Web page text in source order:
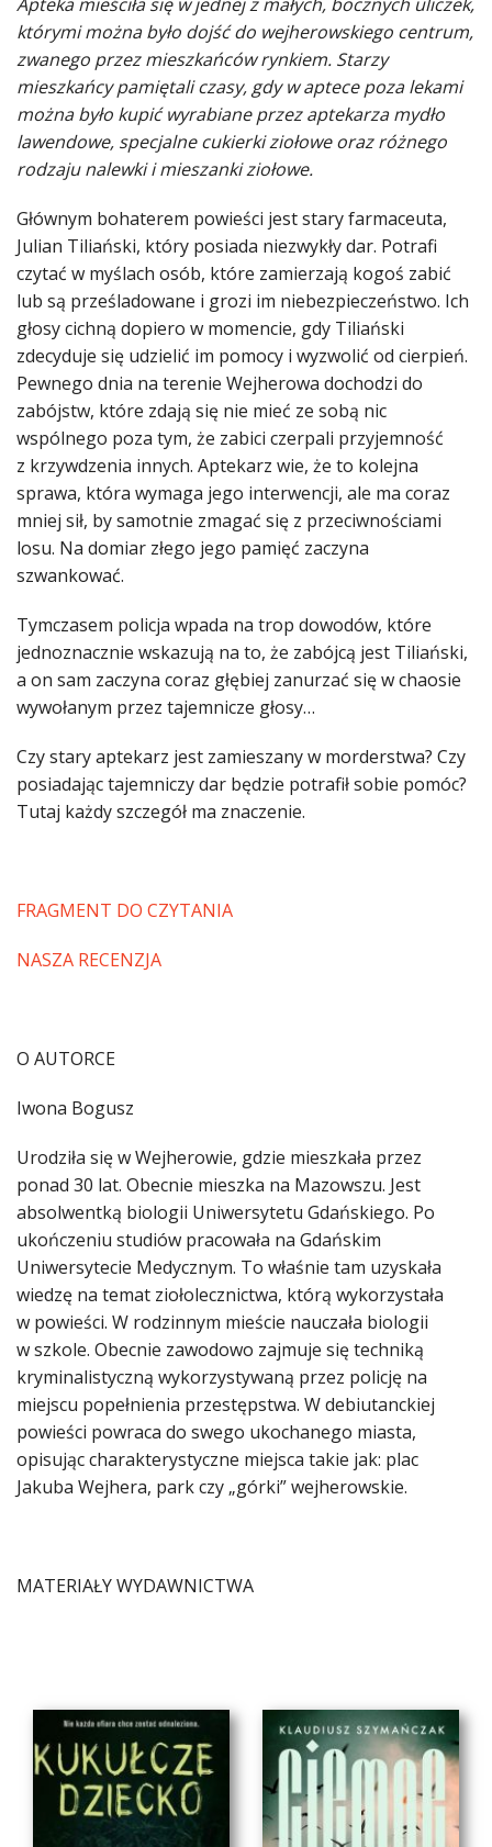
Apteka mieściła się w jednej z małych, bocznych uliczek,
którymi można było dojść do wejherowskiego centrum,
zwanego przez mieszkańców rynkiem. Starzy
mieszkańcy pamiętali czasy, gdy w aptece poza lekami
można było kupić wyrabiane przez aptekarza mydło
lawendowe, specjalne cukierki ziołowe oraz różnego
rodzaju nalewki i mieszanki ziołowe.
Głównym bohaterem powieści jest stary farmaceuta,
Julian Tiliański, który posiada niezwykły dar. Potrafi
czytać w myślach osób, które zamierzają kogoś zabić
lub są prześladowane i grozi im niebezpieczeństwo. Ich
głosy cichną dopiero w momencie, gdy Tiliański
zdecyduje się udzielić im pomocy i wyzwolić od cierpień.
Pewnego dnia na terenie Wejherowa dochodzi do
zabójstw, które zdają się nie mieć ze sobą nic
wspólnego poza tym, że zabici czerpali przyjemność
z krzywdzenia innych. Aptekarz wie, że to kolejna
sprawa, która wymaga jego interwencji, ale ma coraz
mniej sił, by samotnie zmagać się z przeciwnościami
losu. Na domiar złego jego pamięć zaczyna
szwankować.
Tymczasem policja wpada na trop dowodów, które
jednoznacznie wskazują na to, że zabójcą jest Tiliański,
a on sam zaczyna coraz głębiej zanurzać się w chaosie
wywołanym przez tajemnicze głosy…
Czy stary aptekarz jest zamieszany w morderstwa? Czy
posiadając tajemniczy dar będzie potrafił sobie pomóc?
Tutaj każdy szczegół ma znaczenie.
FRAGMENT DO CZYTANIA
NASZA RECENZJA
O AUTORCE
Iwona Bogusz
Urodziła się w Wejherowie, gdzie mieszkała przez
ponad 30 lat. Obecnie mieszka na Mazowszu. Jest
absolwentką biologii Uniwersytetu Gdańskiego. Po
ukończeniu studiów pracowała na Gdańskim
Uniwersytecie Medycznym. To właśnie tam uzyskała
wiedzę na temat ziołolecznictwa, którą wykorzystała
w powieści. W rodzinnym mieście nauczała biologii
w szkole. Obecnie zawodowo zajmuje się techniką
kryminalistyczną wykorzystywaną przez policję na
miejscu popełnienia przestępstwa. W debiutanckiej
powieści powraca do swego ukochanego miasta,
opisując charakterystyczne miejsca takie jak: plac
Jakuba Wejhera, park czy „górki” wejherowskie.
MATERIAŁY WYDAWNICTWA